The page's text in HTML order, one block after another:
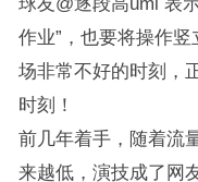
作业”，也要将操作
场非常不好的时刻，
时刻！
前几年着手，随着流
来越低，演技成了网